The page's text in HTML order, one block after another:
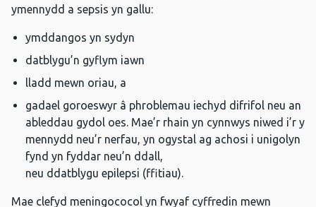
ymennydd a sepsis yn gallu:
ymddangos yn sydyn
datblygu’n gyflym iawn
lladd mewn oriau, a
gadael goroeswyr â phroblemau iechyd difrifol neu an
ableddau gydol oes. Mae’r rhain yn cynnwys niwed i’r y
mennydd neu’r nerfau, yn ogystal ag achosi i unigolyn
fynd yn fyddar neu’n ddall,
neu ddatblygu epilepsi (ffitiau).
Mae clefyd meningococol yn fwyaf cyffredin mewn